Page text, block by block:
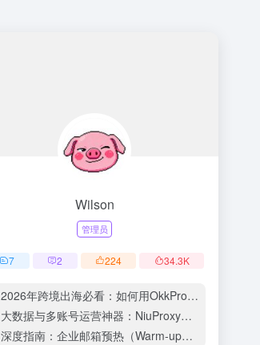
Wilson
管理员
7 2 224 34.3K
2026年跨境出海必看：如何用OkkProxy彻底解决网络延迟与IP被封难题？
大数据与多账号运营神器：NiuProxy助力跨境工作室业务高效爆单！
深度指南：企业邮箱预热（Warm-up）的详细技巧与实操策略（含配图）